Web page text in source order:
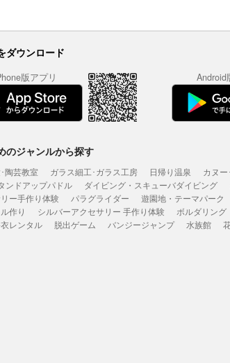
ダウンロード
版アプリ Android
のジャンルから探す
陶芸教室 ガラス細工･ガラス工房 日帰り温泉
カヌー
ンドアップパドル
ダイビング・スキューバダイビング
ー手作り体験
パラグライダー 遊園地・テーマパーク
作り
シルバーアクセサリー 手作り体験 ボルダリング
レンタル
脱出ゲーム バンジージャンプ 水族館